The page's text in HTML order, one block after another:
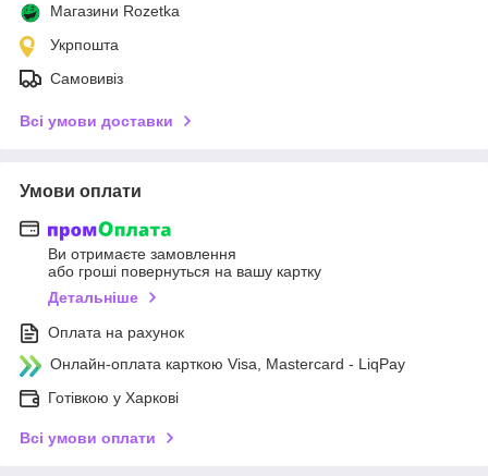
Магазини Rozetka
Укрпошта
Самовивіз
Всі умови доставки
Умови оплати
Ви отримаєте замовлення
або гроші повернуться на вашу картку
Детальніше
Оплата на рахунок
Онлайн-оплата карткою Visa, Mastercard - LiqPay
Готівкою у Харкові
Всі умови оплати